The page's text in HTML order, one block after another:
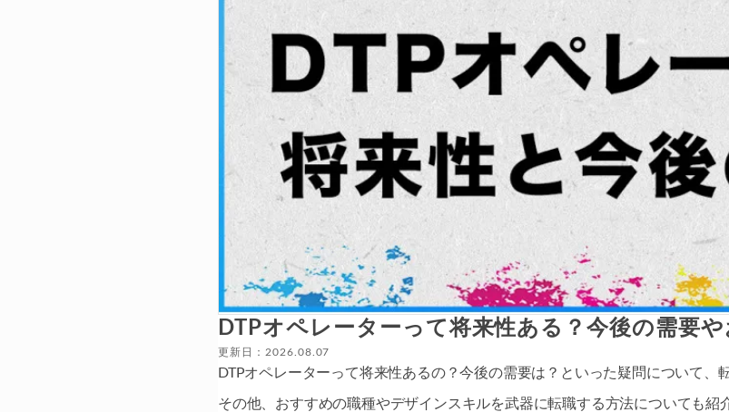
DTPオペレーターって将来性ある？今後の需要
更新日：2026.08.07
DTPオペレーターって将来性あるの？今後の需要は？といった疑問について、
その他、おすすめの職種やデザインスキルを武器に転職する方法についても紹